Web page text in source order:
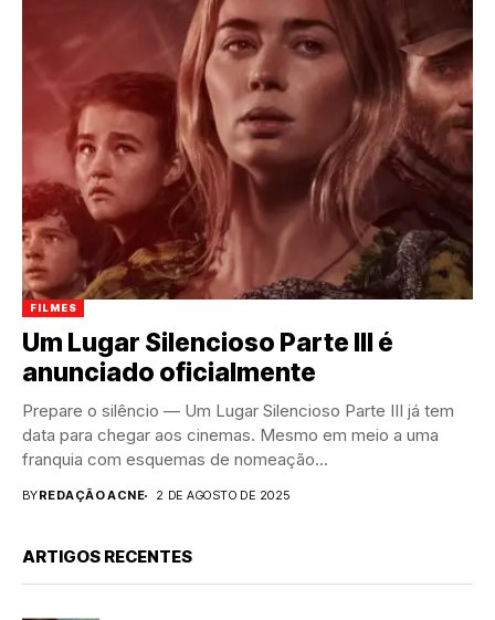
FILMES
Um Lugar Silencioso Parte III é
anunciado oficialmente
Prepare o silêncio — Um Lugar Silencioso Parte III já tem
data para chegar aos cinemas. Mesmo em meio a uma
franquia com esquemas de nomeação...
BYREDAÇÃO ACNE 2 DE AGOSTO DE 2025
ARTIGOS RECENTES